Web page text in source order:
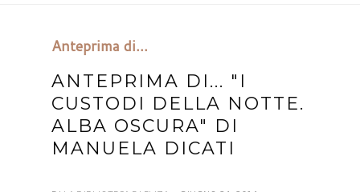
Anteprima di...
ANTEPRIMA DI... "I
CUSTODI DELLA NOTTE.
ALBA OSCURA" DI
MANUELA DICATI